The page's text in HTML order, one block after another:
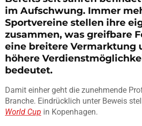
im Aufschwung. Immer
Sportvereine stellen ihre
zusammen, was greifbare
eine breitere Vermarktung
höhere
bedeutet.
Damit einher geht die zunehmende
Branche. Eindrücklich unter Beweis
World Cup in Kopenhagen.